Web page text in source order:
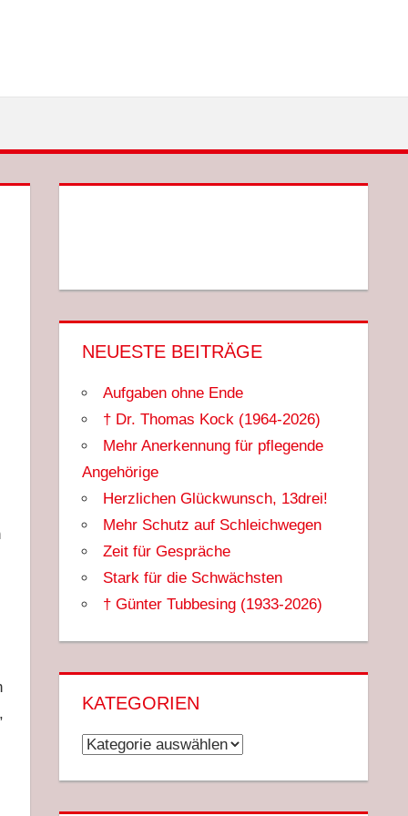
NEUESTE BEITRÄGE
Aufgaben ohne Ende
† Dr. Thomas Kock (1964-2026)
Mehr Anerkennung für pflegende
Angehörige
Herzlichen Glückwunsch, 13drei!
Mehr Schutz auf Schleichwegen
Zeit für Gespräche
Stark für die Schwächsten
† Günter Tubbesing (1933-2026)
KATEGORIEN
Kategorien